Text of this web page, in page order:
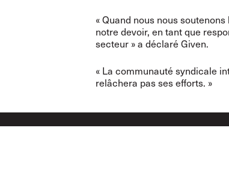
« Quand nous nous
notre devoir, en tant que
secteur » a déclaré Given.
« La communauté syndicale
relâchera pas ses efforts. »